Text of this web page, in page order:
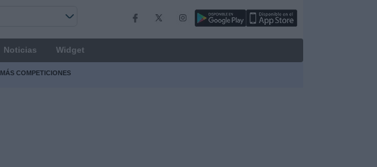
Noticias Widget
MÁS COMPETICIONES